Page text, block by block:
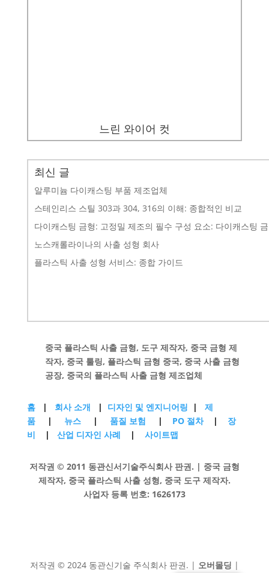
느린 와이어 컷
최신 글
알루미늄 다이캐스팅 부품 제조업체
스테인리스 스틸 303과 304, 316의 이해: 종합적인 비교
다이캐스팅 금형: 고정밀 제조의 필수 구성 요소: 다이캐스팅
노스캐롤라이나의 사출 성형 회사
플라스틱 사출 성형 서비스: 종합 가이드
중국 플라스틱 사출 금형, 도구 제작자, 중국 금형 제
작자, 중국 툴링, 플라스틱 금형 중국, 중국 사출 금형
공장, 중국의 플라스틱 사출 금형 제조업체
홈 | 회사 소개 | 디자인 및 엔지니어링 | 제
품
| 뉴스| 품질 보험 | PO 절차| 장
비
| 산업 디자인 사례 | 사이트맵
저작권 © 2011 동관신서기술주식회사 판권. | 중국 금형
제작자, 중국 플라스틱 사출 성형, 중국 도구 제작자.
사업자 등록 번호: 1626173
저작권 © 2024 동관신기술 주식회사 판권. | 오버몰딩 |